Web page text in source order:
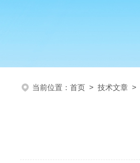
当前位置： 首页 > 技术文章 >